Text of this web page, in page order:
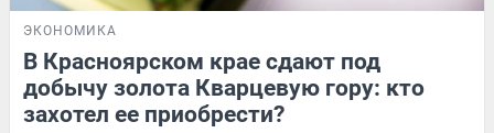
ЭКОНОМИКА
В Красноярском крае сдают под
добычу золота Кварцевую гору: кто
захотел ее приобрести?